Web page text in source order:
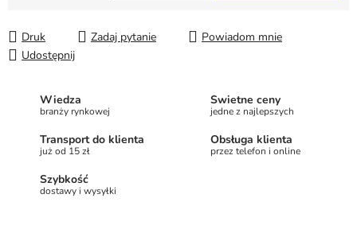
Druk Zadaj pytanie
Powiadom mnie
Udostępnij
Wiedza
branży rynkowej
Świetne ceny
jedne z najlepszych
Transport do klienta
już od 15 zł
Obsługa klienta
przez telefon i online
Szybkość
dostawy i wysyłki